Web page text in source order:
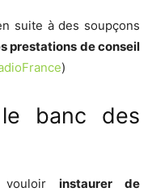
suite à des soupçons
prestations de conseil
)
banc des
vouloirinstaurer de